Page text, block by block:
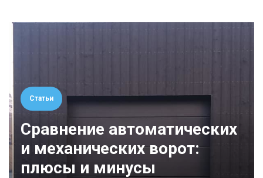
Статьи
Сравнение автоматических
и механических ворот:
плюсы и минусы